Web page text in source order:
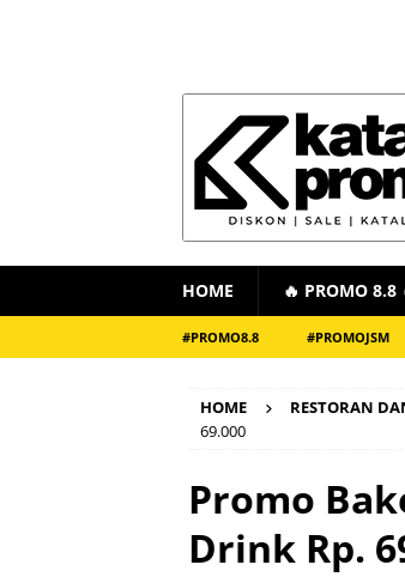
HOME 🔥 PROMO 8.8
#PROMO8.8 #PROMOJSM
HOME RESTORAN
69.000
Promo
Drink Rp.